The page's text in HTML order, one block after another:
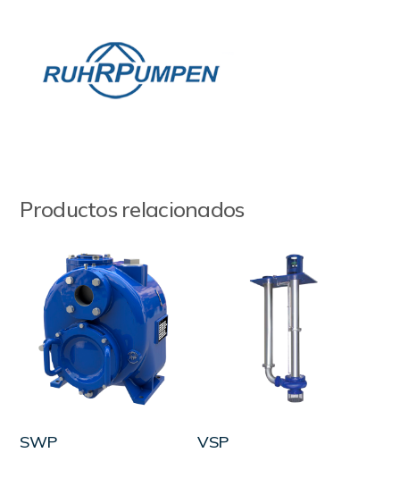
Productos relacionados
SWP VSP